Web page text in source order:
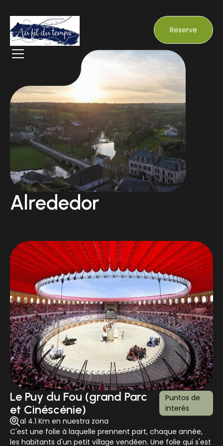
Reserve
Alrededor
Le Puy du Fou (grand Parc
et Cinéscénie)
Puntos de
interés
al 4.1 Km en nuestra zona
C'est une folie à laquelle prennent part, chaque année,
les habitants d'un petit village vendéen. Une folie qui s'est